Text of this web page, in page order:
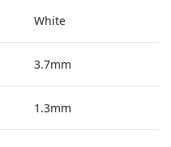
White
3.7mm
1.3mm